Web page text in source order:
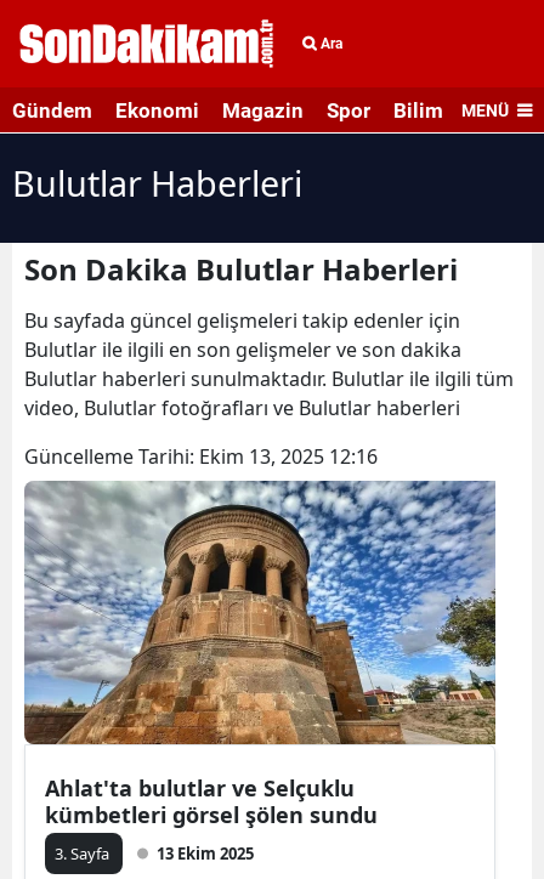
Ara
Gündem Ekonomi Magazin Spor Bilim veMENÜ
Bulutlar Haberleri
Son Dakika Bulutlar Haberleri
Bu sayfada güncel gelişmeleri takip edenler için
Bulutlar ile ilgili en son gelişmeler ve son dakika
Bulutlar haberleri sunulmaktadır. Bulutlar ile ilgili tüm
video, Bulutlar fotoğrafları ve Bulutlar haberleri
Güncelleme Tarihi: Ekim 13, 2025 12:16
Ahlat'ta bulutlar ve Selçuklu
kümbetleri görsel şölen sundu
3. Sayfa 13 Ekim 2025